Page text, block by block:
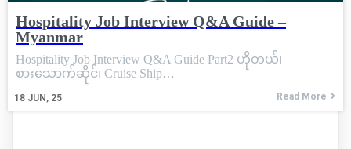
Hospitality Job Interview Q&A Guide –
Myanmar
18 JUN, 25
Hospitality Job Interview Q&A Guide Part2 ဟိုတယ်၊
စားသောက်ဆိုင်၊ Cruise Ship…
Read More